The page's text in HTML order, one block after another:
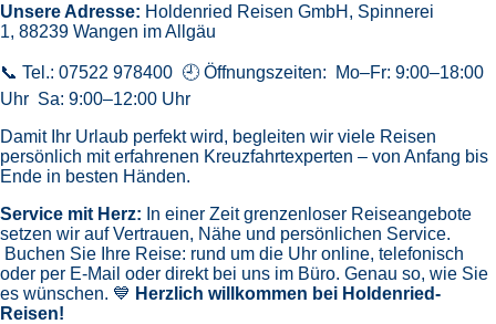
Unsere Adresse: Holdenried Reisen GmbH, Spinnerei
1, 88239 Wangen im Allgäu
📞 Tel.: 07522 978400 🕘 Öffnungszeiten: Mo–Fr: 9:00–18:00
Uhr Sa: 9:00–12:00 Uhr
Damit Ihr Urlaub perfekt wird, begleiten wir viele Reisen
persönlich mit erfahrenen Kreuzfahrtexperten – von Anfang bis
Ende in besten Händen.
Service mit Herz: In einer Zeit grenzenloser Reiseangebote
setzen wir auf Vertrauen, Nähe und persönlichen Service.
Buchen Sie Ihre Reise: rund um die Uhr online, telefonisch
oder per E-Mail oder direkt bei uns im Büro. Genau so, wie Sie
es wünschen. 💙 Herzlich willkommen bei Holdenried-
Reisen!